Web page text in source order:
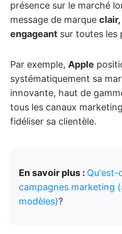
présence sur le marché
message de marque
engageant sur toutes les
Par exemple, Apple
systématiquement sa
innovante, haut de
tous les canaux
fidéliser sa clientèle.
En savoir plus : Qu'est-
campagnes marketing
modèles)?